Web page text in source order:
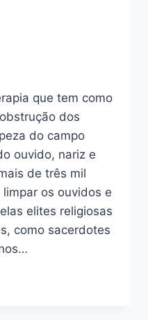
que tem como
dos
do campo
ouvido, nariz e
de três mil
os ouvidos e
elites religiosas
como sacerdotes